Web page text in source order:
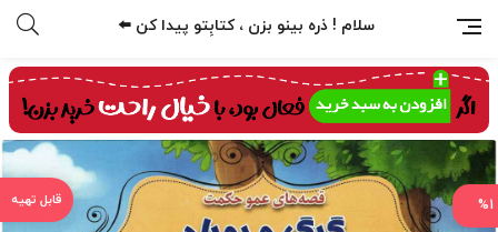
سلام ! ذره بینو بزن ، کتابِتو پیدا کن ⬅️